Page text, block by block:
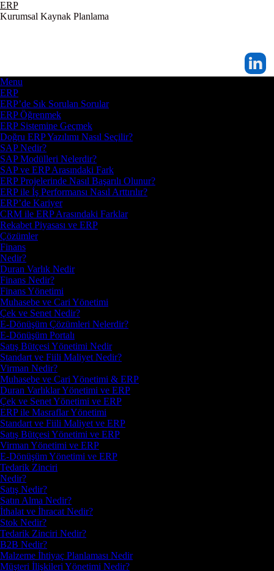
ERP
Kurumsal Kaynak Planlama
Menu
ERP
ERP’de Sık Sorulan Sorular
ERP Öğrenmek
ERP Sistemine Geçmek
Doğru ERP Yazılımı Nasıl Seçilir?
SAP Nedir?
SAP Modülleri Nelerdir?
SAP ve ERP Arasındaki Fark
ERP Projelerinde Nasıl Başarılı Olunur?
ERP ile İş Performansı Nasıl Arttırılır?
ERP’de Kariyer
CRM ile ERP Arasındaki Farklar
Rekabet Piyasası ve ERP
Çözümler
Finans
Nedir?
Duran Varlık Nedir
Finans Nedir?
Finans Yönetimi
Muhasebe ve Cari Yönetimi
Çek ve Senet Nedir?
E-Dönüşüm Çözümleri Nelerdir?
E-Dönüşüm Portalı
Satış Bütçesi Yönetimi Nedir
Standart ve Fiili Maliyet Nedir?
Virman Nedir?
Muhasebe ve Cari Yönetimi & ERP
Duran Varlıklar Yönetimi ve ERP
Çek ve Senet Yönetimi ve ERP
ERP ile Masraflar Yönetimi
Standart ve Fiili Maliyet ve ERP
Satış Bütçesi Yönetimi ve ERP
Virman Yönetimi ve ERP
E-Dönüşüm Yönetimi ve ERP
Tedarik Zinciri
Nedir?
Satış Nedir?
Satın Alma Nedir?
İthalat ve İhracat Nedir?
Stok Nedir?
Tedarik Zinciri Nedir?
B2B Nedir?
Malzeme İhtiyaç Planlaması Nedir
Müşteri İlişkileri Yönetimi Nedir?